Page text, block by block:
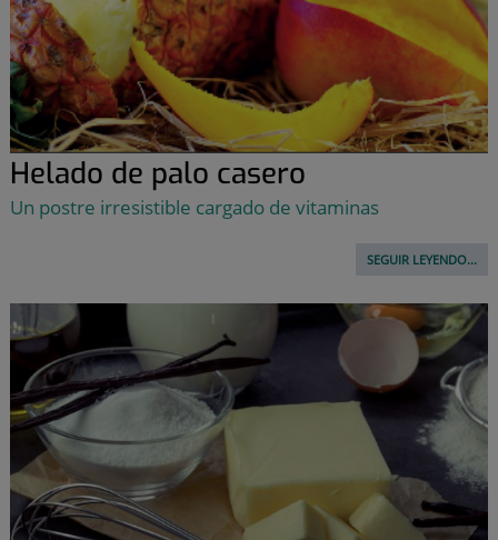
Helado de palo casero
Un postre irresistible cargado de vitaminas
SEGUIR LEYENDO...